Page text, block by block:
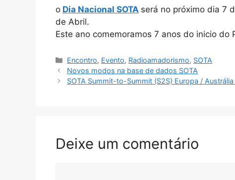
o Dia Nacional SOTA será no próximo dia 7
de Abril.
Este ano comemoramos 7 anos do inicio do
Categorias
Encontro, Evento, Radioamadorismo, SOTA
Novos modos na base de dados SOTA
SOTA Summit-to-Summit (S2S) Europa /
Deixe um comentário